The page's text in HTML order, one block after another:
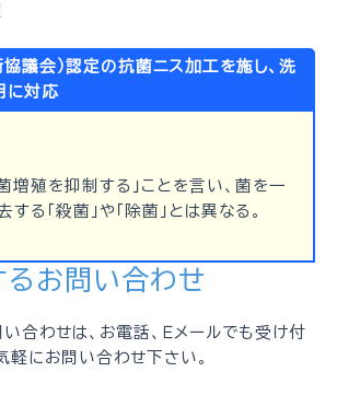
議会）認定の抗菌ニス加工を施し、洗
に対応
増殖を抑制する」ことを言い、菌を一
る「殺菌」や「除菌」とは異なる。
るお問い合わせ
合わせは、お電話、Ｅメールでも受け付
軽にお問い合わせ下さい。